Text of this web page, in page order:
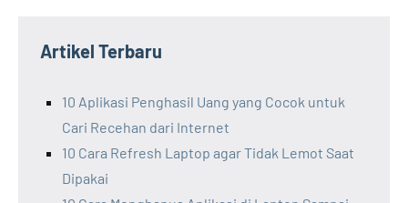
Artikel Terbaru
10 Aplikasi Penghasil Uang yang Cocok untuk
Cari Recehan dari Internet
10 Cara Refresh Laptop agar Tidak Lemot Saat
Dipakai